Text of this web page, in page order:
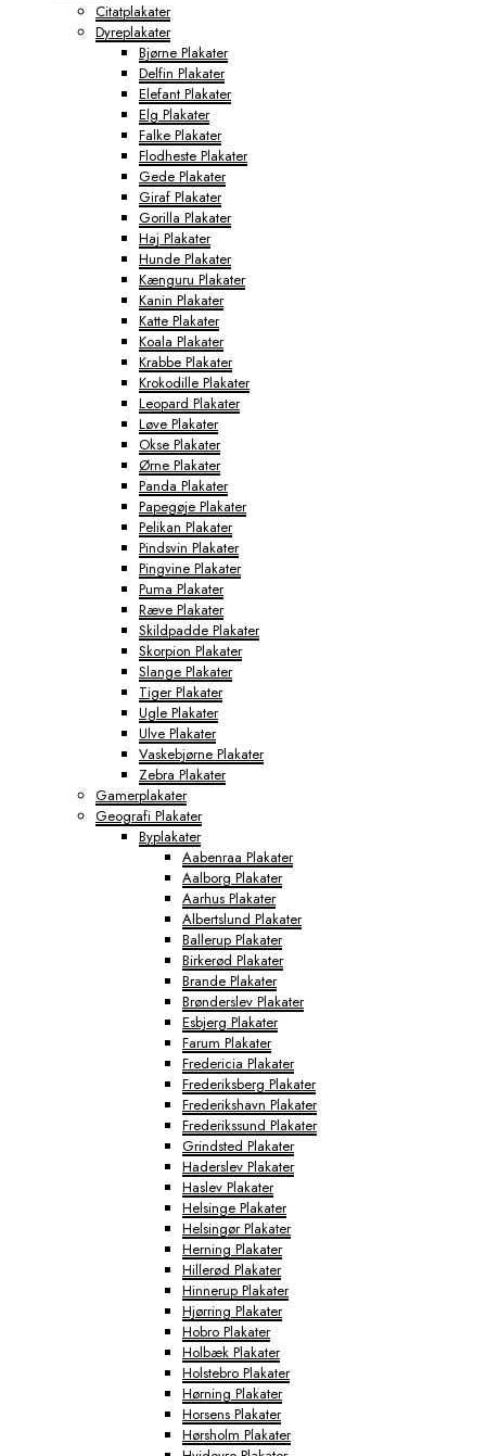
Citatplakater
Dyreplakater
Bjørne Plakater
Delfin Plakater
Elefant Plakater
Elg Plakater
Falke Plakater
Flodheste Plakater
Gede Plakater
Giraf Plakater
Gorilla Plakater
Haj Plakater
Hunde Plakater
Kænguru Plakater
Kanin Plakater
Katte Plakater
Koala Plakater
Krabbe Plakater
Krokodille Plakater
Leopard Plakater
Løve Plakater
Okse Plakater
Ørne Plakater
Panda Plakater
Papegøje Plakater
Pelikan Plakater
Pindsvin Plakater
Pingvine Plakater
Puma Plakater
Ræve Plakater
Skildpadde Plakater
Skorpion Plakater
Slange Plakater
Tiger Plakater
Ugle Plakater
Ulve Plakater
Vaskebjørne Plakater
Zebra Plakater
Gamerplakater
Geografi Plakater
Byplakater
Aabenraa Plakater
Aalborg Plakater
Aarhus Plakater
Albertslund Plakater
Ballerup Plakater
Birkerød Plakater
Brande Plakater
Brønderslev Plakater
Esbjerg Plakater
Farum Plakater
Fredericia Plakater
Frederiksberg Plakater
Frederikshavn Plakater
Frederikssund Plakater
Grindsted Plakater
Haderslev Plakater
Haslev Plakater
Helsinge Plakater
Helsingør Plakater
Herning Plakater
Hillerød Plakater
Hinnerup Plakater
Hjørring Plakater
Hobro Plakater
Holbæk Plakater
Holstebro Plakater
Hørning Plakater
Horsens Plakater
Hørsholm Plakater